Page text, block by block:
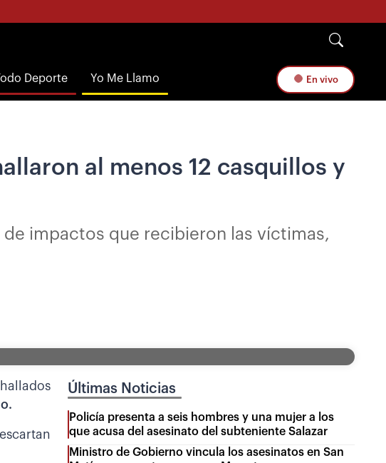
Deporte Yo Me Llamo En vivo
al menos 12 casquillos y
impactos que recibieron las víctimas,
Últimas Noticias
Policía presenta a seis hombres y una mujer a los
que acusa del asesinato del subteniente Salazar
Ministro de Gobierno vincula los asesinatos en San